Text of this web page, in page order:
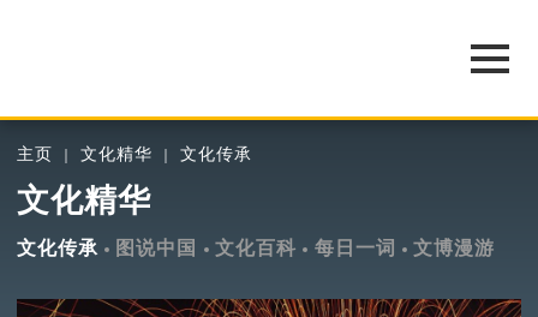
主页 文化精华 文化传承
文化精华
文化传承 图说中国 文化百科 每日一词 文博漫游